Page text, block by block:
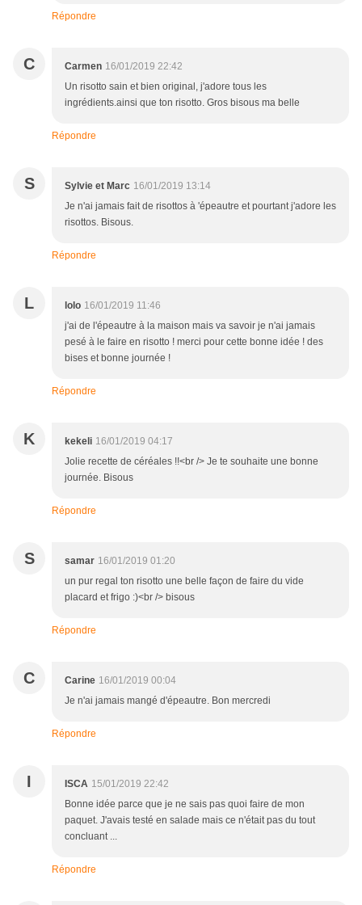
Répondre
C Carmen 16/01/2019 22:42
Un risotto sain et bien original, j'adore tous les
ingrédients.ainsi que ton risotto. Gros bisous ma belle
Répondre
S Sylvie et Marc 16/01/2019 13:14
Je n'ai jamais fait de risottos à 'épeautre et pourtant j'adore les
risottos. Bisous.
Répondre
L lolo 16/01/2019 11:46
j'ai de l'épeautre à la maison mais va savoir je n'ai jamais
pesé à le faire en risotto ! merci pour cette bonne idée ! des
bises et bonne journée !
Répondre
K kekeli 16/01/2019 04:17
Jolie recette de céréales !!<br /> Je te souhaite une bonne
journée. Bisous
Répondre
S samar 16/01/2019 01:20
un pur regal ton risotto une belle façon de faire du vide
placard et frigo :)<br /> bisous
Répondre
C Carine 16/01/2019 00:04
Je n'ai jamais mangé d'épeautre. Bon mercredi
Répondre
I ISCA 15/01/2019 22:42
Bonne idée parce que je ne sais pas quoi faire de mon
paquet. J'avais testé en salade mais ce n'était pas du tout
concluant ...
Répondre